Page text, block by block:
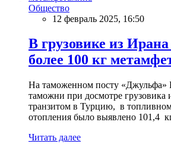
Общество
12 февраль 2025, 16:50
В грузовике из
более 100 кг
На таможенном посту «Джульфа»
таможни при досмотре грузовика
транзитом в Турцию, в
отопления было выявлено 101,4
Читать далее